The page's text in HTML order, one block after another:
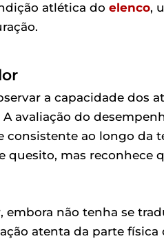
atlética do elenco,
a capacidade dos
avaliação do
ao longo da
mas reconhece
não tenha se
atenta da parte